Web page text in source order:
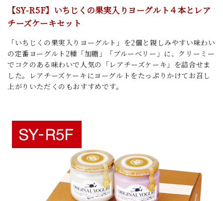
【SY-R5F】いちじくの果実入りヨーグルト４本とレア
チーズケーキセット
「いちじくの果実入りヨーグルト」を2個と親しみやすい味わい
の定番ヨーグルト2種「加糖」「ブルーベリー」に、クリーミー
でコクのある味わいで人気の「レアチーズケーキ」を詰合せま
した。レアチーズケーキにヨーグルトをたっぷりかけてお召し
上がりいただくのもおすすめです。